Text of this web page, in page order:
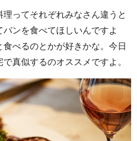
理ってそれぞれみなさん違うと
ンを食べてほしいんですよ
べるのとかが好きかな。今日
真似するのオススメですよ。